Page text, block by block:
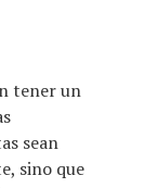
tener un
sean
sino que